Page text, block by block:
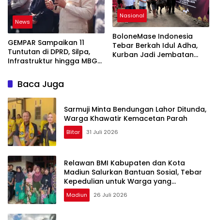
News
GEMPAR Sampaikan 11
Tuntutan di DPRD, Silpa,
Infrastruktur hingga MBG
Nasional
BoloneMase Indonesia
Tebar Berkah Idul Adha,
Kurban Jadi Jembatan
Baca Juga
Sarmuji Minta Bendungan Lahor Ditunda,
Warga Khawatir Kemacetan Parah
Blitar 31 Juli 2026
Relawan BMI Kabupaten dan Kota
Madiun Salurkan Bantuan Sosial, Tebar
Kepedulian untuk Warga yang
Membutuhkan
Madiun 26 Juli 2026